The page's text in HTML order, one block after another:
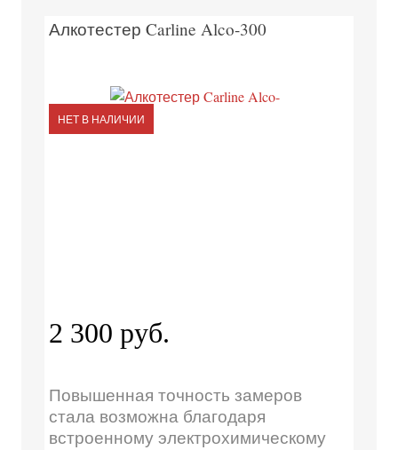
Алкотестер Carline Alco-300
НЕТ В НАЛИЧИИ
2 300 руб.
Повышенная точность замеров
стала возможна благодаря
встроенному электрохимическому